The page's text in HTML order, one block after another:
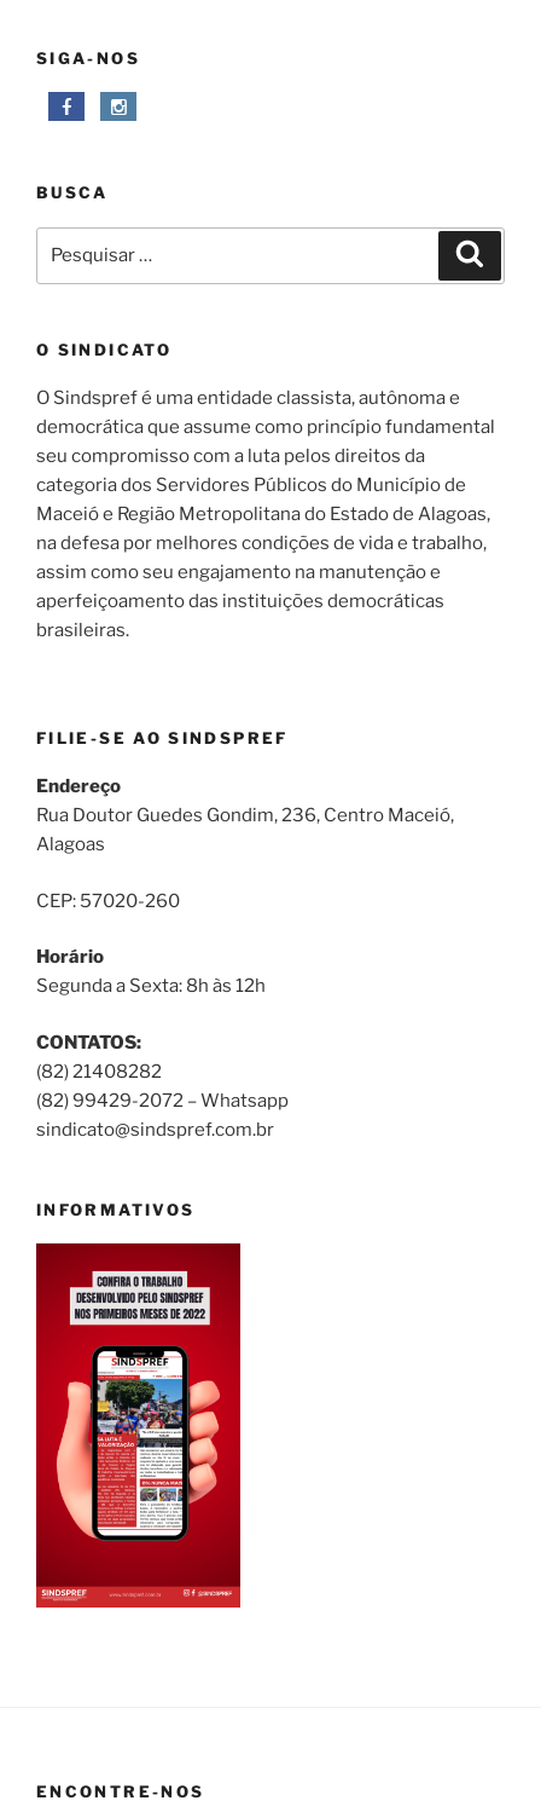
SIGA-NOS
BUSCA
por:
O SINDICATO
O Sindspref é uma entidade classista, autônoma e
democrática que assume como princípio fundamental
seu compromisso com a luta pelos direitos da
categoria dos Servidores Públicos do Município de
Maceió e Região Metropolitana do Estado de Alagoas,
na defesa por melhores condições de vida e trabalho,
assim como seu engajamento na manutenção e
aperfeiçoamento das instituições democráticas
brasileiras.
FILIE-SE AO SINDSPREF
Endereço
Rua Doutor Guedes Gondim, 236, Centro Maceió,
Alagoas
CEP: 57020-260
Horário
Segunda a Sexta: 8h às 12h
CONTATOS:
(82) 21408282
(82) 99429-2072 – Whatsapp
sindicato@sindspref.com.br
INFORMATIVOS
ENCONTRE-NOS